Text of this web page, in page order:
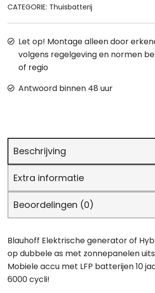
CATEGORIE: Thuisbatterij
Let op! Montage alleen door
volgens regelgeving en normen
of regio
Antwoord binnen 48 uur
Beschrijving
Extra informatie
Beoordelingen (0)
Blauhoff Elektrische generator of
op dubbele as met zonnepanelen
Mobiele accu met LFP batterijen 10
6000 cycli!